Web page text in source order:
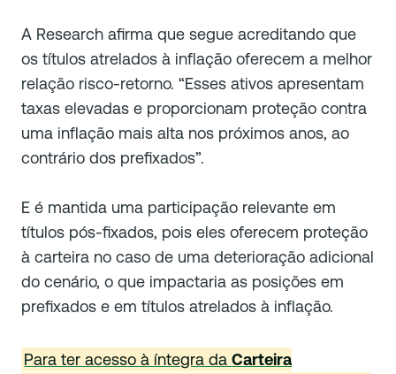
A Research afirma que segue acreditando que
os títulos atrelados à inflação oferecem a melhor
relação risco-retorno. “Esses ativos apresentam
taxas elevadas e proporcionam proteção contra
uma inflação mais alta nos próximos anos, ao
contrário dos prefixados”.
E é mantida uma participação relevante em
títulos pós-fixados, pois eles oferecem proteção
à carteira no caso de uma deterioração adicional
do cenário, o que impactaria as posições em
prefixados e em títulos atrelados à inflação.
Para ter acesso à íntegra daCarteira